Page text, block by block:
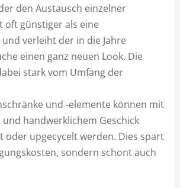
den Austausch einzelner
oft günstiger als eine
verleiht der in die Jahre
einen ganz neuen Look. Die
stark vom Umfang der
und -elemente können mit
handwerklichem Geschick
oder upgecycelt werden. Dies spart
sondern schont auch